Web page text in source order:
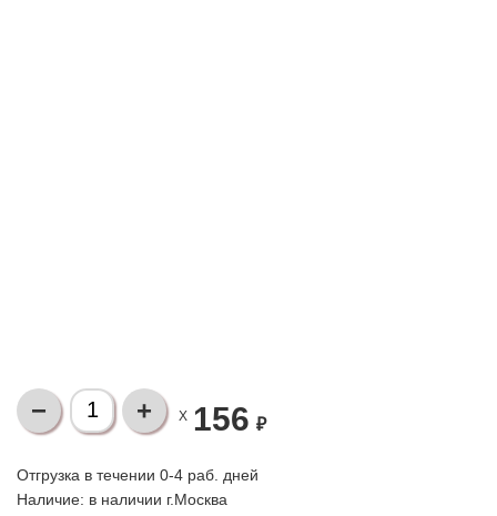
X 156 ₽
Отгрузка в течении 0-4 раб. дней
Наличие: в наличии г.Москва